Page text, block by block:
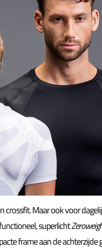
Maar ook voor
superlicht
frame aan de